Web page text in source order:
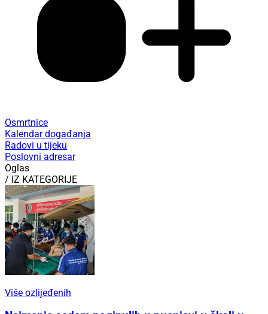
Osmrtnice
Kalendar događanja
Radovi u tijeku
Poslovni adresar
Oglas
/ IZ KATEGORIJE
Više ozlijeđenih